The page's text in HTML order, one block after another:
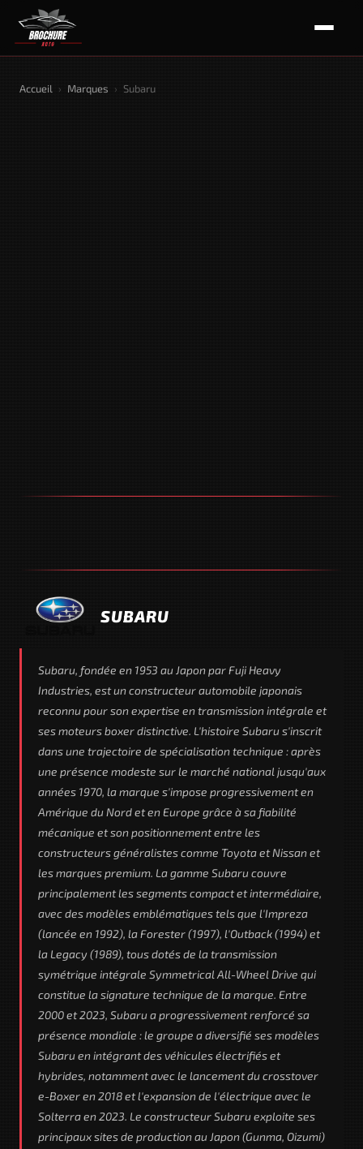
Accueil › Marques › Subaru
SUBARU
Subaru, fondée en 1953 au Japon par Fuji Heavy
Industries, est un constructeur automobile japonais
reconnu pour son expertise en transmission intégrale et
ses moteurs boxer distinctive. L'histoire Subaru s'inscrit
dans une trajectoire de spécialisation technique : après
une présence modeste sur le marché national jusqu'aux
années 1970, la marque s'impose progressivement en
Amérique du Nord et en Europe grâce à sa fiabilité
mécanique et son positionnement entre les
constructeurs généralistes comme Toyota et Nissan et
les marques premium. La gamme Subaru couvre
principalement les segments compact et intermédiaire,
avec des modèles emblématiques tels que l'Impreza
(lancée en 1992), la Forester (1997), l'Outback (1994) et
la Legacy (1989), tous dotés de la transmission
symétrique intégrale Symmetrical All-Wheel Drive qui
constitue la signature technique de la marque. Entre
2000 et 2023, Subaru a progressivement renforcé sa
présence mondiale : le groupe a diversifié ses modèles
Subaru en intégrant des véhicules électrifiés et
hybrides, notamment avec le lancement du crosstover
e-Boxer en 2018 et l'expansion de l'électrique avec le
Solterra en 2023. Le constructeur Subaru exploite ses
principaux sites de production au Japon (Gunma, Oizumi)